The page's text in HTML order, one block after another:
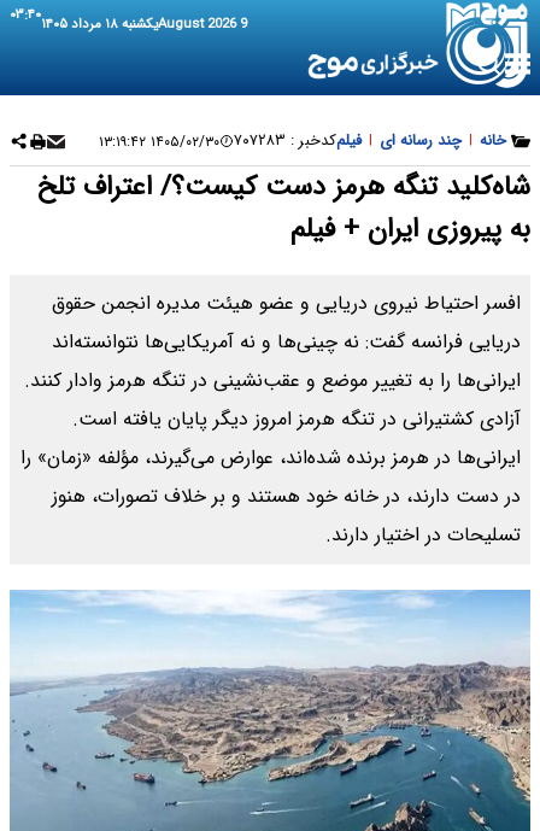
9 August 2026 یکشنبه ۱۸ مرداد ۱۴۰۵ ۰۳:۴۰
خانه | چند رسانه ای | فیلمکدخبر : ۷۰۷۲۸۳ ۱۴۰۵/۰۲/۳۰ ۱۳:۱۹:۴۲
شاه‌کلید تنگه هرمز دست کیست؟/ اعتراف تلخ
به پیروزی ایران + فیلم
افسر احتیاط نیروی دریایی و عضو هیئت مدیره انجمن حقوق
دریایی فرانسه گفت: نه چینی‌ها و نه آمریکایی‌ها نتوانسته‌اند
ایرانی‌ها را به تغییر موضع و عقب‌نشینی در تنگه هرمز وادار کنند.
آزادی کشتیرانی در تنگه هرمز امروز دیگر پایان یافته است.
ایرانی‌ها در هرمز برنده شده‌اند، عوارض می‌گیرند، مؤلفه «زمان» را
در دست دارند، در خانه خود هستند و بر خلاف تصورات، هنوز
تسلیحات در اختیار دارند.